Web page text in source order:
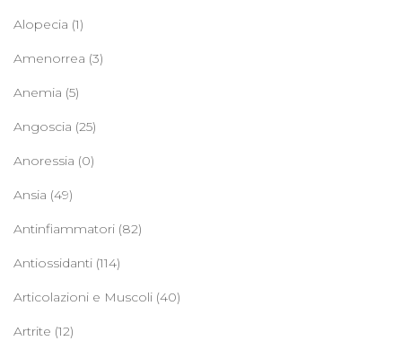
Alopecia (1)
Amenorrea (3)
Anemia (5)
Angoscia (25)
Anoressia (0)
Ansia (49)
Antinfiammatori (82)
Antiossidanti (114)
Articolazioni e Muscoli (40)
Artrite (12)